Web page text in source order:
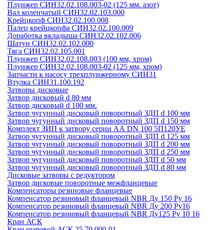
Плунжер СИН32.02.108.003-02 (125 мм. азот)
Вал коленчатый СИН32.02.103.000
Крейцкопф СИН32.02.100.008
Палец крейцкопфа СИН32.02.100.009
Доработка вкладыша СИН32.02.102.006
Шатун СИН32.02.102.000
Тяга СИН32.02.105.001
Плунжер СИН32.02.108.003 (100 мм, хром)
Плунжер СИН32.02.108.003-02 (125 мм, хром)
Запчасти к насосу трехплунжерному СИН31
Втулка СИН31.100.192
Затворы дисковые
Затвор дисковый d 80 мм
Затвор дисковый d 100 мм.
Затвор чугунный дисковый поворотный ЗДП d 100 мм
Затвор чугунный дисковый поворотный ЗДП d 150 мм
Комплект ЗИП к затвору серии АА DN 100 5П120УЕ
Затвор чугунный дисковый поворотный ЗДП d 125 мм
Затвор чугунный дисковый поворотный ЗДП d 200 мм
Затвор чугунный дисковый поворотный ЗДП d 250 мм
Затвор чугунный дисковый поворотный ЗДП d 50 мм
Затвор чугунный дисковый поворотный ЗДП d 80 мм
Дисковые затворы с редуктором
Затвор дисковые поворотные межфланцевые
Компенсаторы резиновые фланцевые
Компенсатор резиновый фланцевый NBR Ду 150 Ру 16
Компенсатор резиновый фланцевый NBR Ду 200 Ру16
Компенсатор резиновый фланцевый NBR Ду125 Ру 10 16
Кран АСК